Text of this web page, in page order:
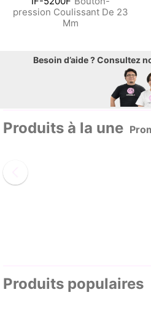
pression Coulissant De 23
Mm
Besoin d’aide ? Consultez
Produits à la une
Produits populaires